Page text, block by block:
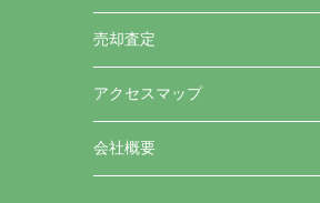
売却査定
アクセスマップ
会社概要